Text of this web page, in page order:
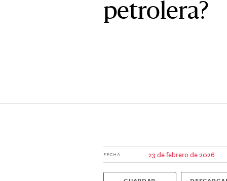
petrolera?
FECHA 23 de febrero de 2026